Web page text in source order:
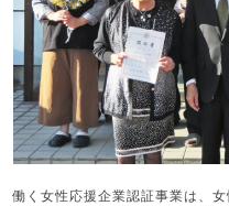
働く女性応援企業認証事業は、